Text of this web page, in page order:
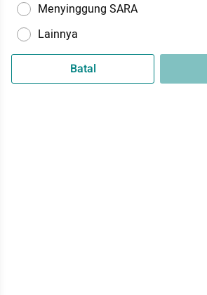
Menyinggung SARA
Lainnya
Batal